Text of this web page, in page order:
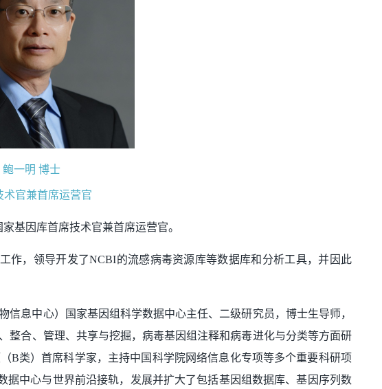
鲍一明 博士
术官兼首席运营官
基因库首席技术官兼首席运营官。
作，领导开发了NCBI的流感病毒资源库等数据库和分析工具，并因此
息中心）国家基因组科学数据中心主任、二级研究员，博士生导师，
整合、管理、共享与挖掘，病毒基因组注释和病毒进化与分类等方面研
B类）首席科学家，主持中国科学院网络信息化专项等多个重要科研项
据中心与世界前沿接轨，发展并扩大了包括基因组数据库、基因序列数